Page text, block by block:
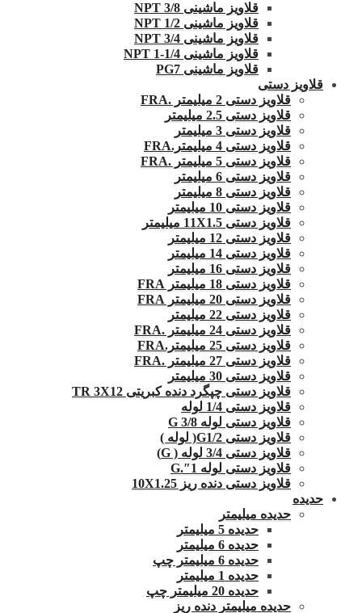
قلاویز ماشینی 3/8 NPT
قلاویز ماشینی 1/2 NPT
قلاویز ماشینی 3/4 NPT
قلاویز ماشینی 1/4-1 NPT
قلاویز ماشینی PG7
قلاویز دستی
قلاویز دستی 2 میلیمتر .FRA
قلاویز دستی 2.5 میلیمتر
قلاویز دستی 3 میلیمتر
قلاویز دستی 4 میلیمتر.FRA
قلاویز دستی 5 میلیمتر .FRA
قلاویز دستی 6 میلیمتر
قلاویز دستی 8 میلیمتر
قلاویز دستی 10 میلیمتر
قلاویز دستی 11X1.5 میلیمتر
قلاویز دستی 12 میلیمتر
قلاویز دستی 14 میلیمتر
قلاویز دستی 16 میلیمتر
قلاویز دستی 18 میلیمتر FRA
قلاویز دستی 20 میلیمتر FRA
قلاویز دستی 22 میلیمتر
قلاویز دستی 24 میلیمتر .FRA
قلاویز دستی 25 میلیمتر.FRA
قلاویز دستی 27 میلیمتر .FRA
قلاویز دستی 30 میلیمتر
قلاویز دستی چپگرد دنده کبریتی TR 3X12
قلاویز دستی 1/4 لوله
قلاویز دستی لوله G 3/8
قلاویز دستی G1/2( لوله )
قلاویز دستی 3/4 لوله ( G)
قلاویز دستی لوله 1″.G
قلاویز دستی دنده ریز 10X1.25
حدیده
حدیده میلیمتر
حدیده 5 میلیمتر
حدیده 6 میلیمتر
حدیده 6 میلیمتر چپ
حدیده 1 میلیمتر
حدیده 20 میلیمتر چپ
حدیده میلیمتر دنده ریز